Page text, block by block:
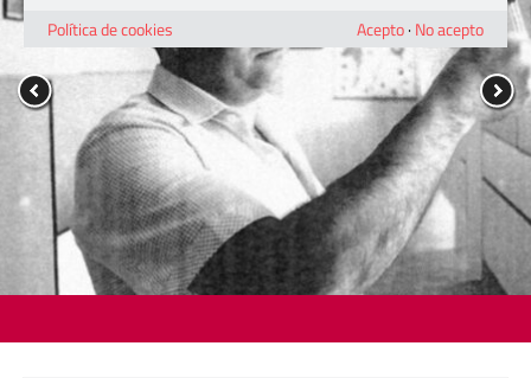
Política de cookies
Acepto· No acepto